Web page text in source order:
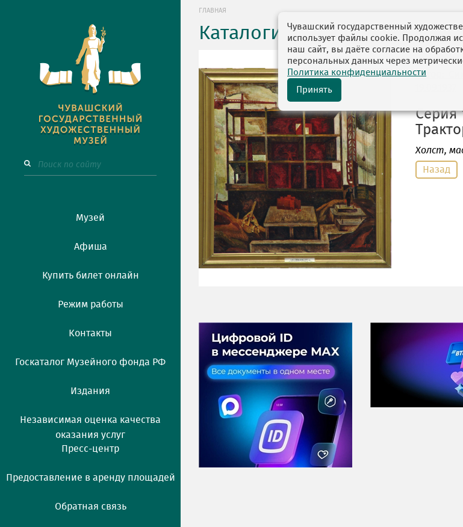
Музей
Афиша
Купить билет онлайн
Режим работы
Контакты
Госкаталог Музейного фонда РФ
Издания
Независимая оценка качества
оказания услуг
Пресс-центр
Предоставление в аренду площадей
Обратная связь
ГЛАВНАЯ
Каталоги выставок
автор:
Серия
Холст,
Назад
Чувашский государственный
использует файлы cookie. Продолжая
наш сайт, вы даёте согласие на
персональных данных через
Политика конфиденциальности
Принять